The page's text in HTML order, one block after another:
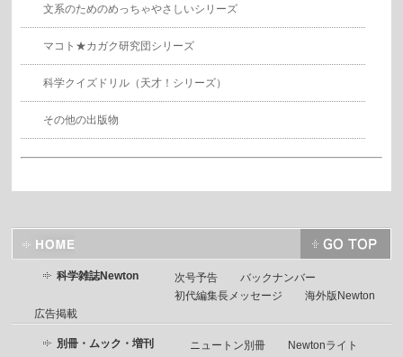
文系のためのめっちゃやさしいシリーズ
マコト★カガク研究団シリーズ
科学クイズドリル（天才！シリーズ）
その他の出版物
科学雑誌Newton 次号予告
バックナンバー
初代編集長メッセージ
海外版Newton
広告掲載
別冊・ムック・増刊 ニュートン別冊 Newtonライト